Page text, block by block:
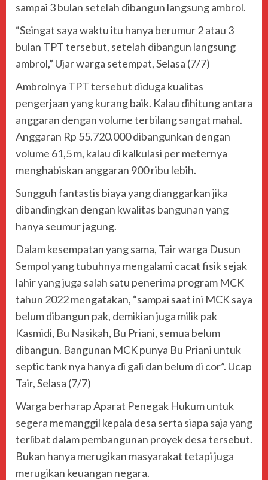
sampai 3 bulan setelah dibangun langsung ambrol.
“Seingat saya waktu itu hanya berumur 2 atau 3
bulan TPT tersebut, setelah dibangun langsung
ambrol,” Ujar warga setempat, Selasa (7/7)
Ambrolnya TPT tersebut diduga kualitas
pengerjaan yang kurang baik. Kalau dihitung antara
anggaran dengan volume terbilang sangat mahal.
Anggaran Rp 55.720.000 dibangunkan dengan
volume 61,5 m, kalau di kalkulasi per meternya
menghabiskan anggaran 900 ribu lebih.
Sungguh fantastis biaya yang dianggarkan jika
dibandingkan dengan kwalitas bangunan yang
hanya seumur jagung.
Dalam kesempatan yang sama, Tair warga Dusun
Sempol yang tubuhnya mengalami cacat fisik sejak
lahir yang juga salah satu penerima program MCK
tahun 2022 mengatakan, “sampai saat ini MCK saya
belum dibangun pak, demikian juga milik pak
Kasmidi, Bu Nasikah, Bu Priani, semua belum
dibangun. Bangunan MCK punya Bu Priani untuk
septic tank nya hanya di gali dan belum di cor”. Ucap
Tair, Selasa (7/7)
Warga berharap Aparat Penegak Hukum untuk
segera memanggil kepala desa serta siapa saja yang
terlibat dalam pembangunan proyek desa tersebut.
Bukan hanya merugikan masyarakat tetapi juga
merugikan keuangan negara.